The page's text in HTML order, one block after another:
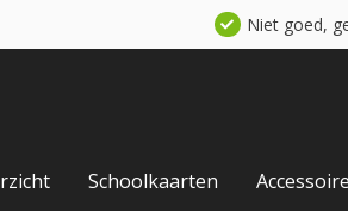
Niet goed,
Schoolkaarten